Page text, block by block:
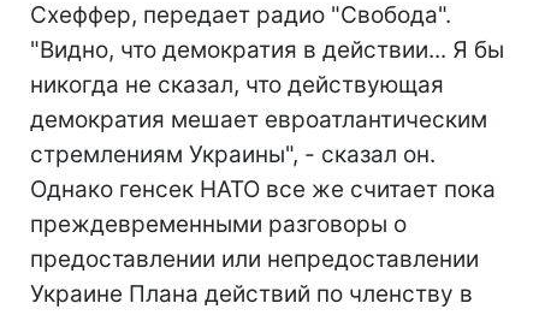
Схеффер, передает радио "Свобода".
"Видно, что демократия в действии... Я бы
никогда не сказал, что действующая
демократия мешает евроатлантическим
стремлениям Украины", - сказал он.
Однако генсек НАТО все же считает пока
преждевременными разговоры о
предоставлении или непредоставлении
Украине Плана действий по членству в